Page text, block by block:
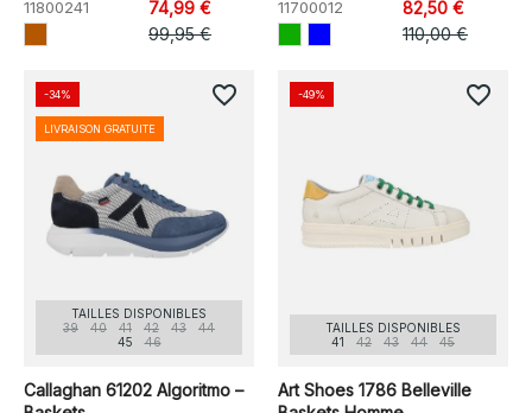
11800241
74,99 €
99,95 €
11700012
82,50 €
110,00 €
TAILLES DISPONIBLES
39
40 41 42 43
44
45
46
Callaghan 61202 Algoritmo –
-34%
LIVRAISON GRATUITE
favorite_border
TAILLES DISPONIBLES
41
42 43 44 45
Art Shoes 1786 Belleville
-49% favorite_border